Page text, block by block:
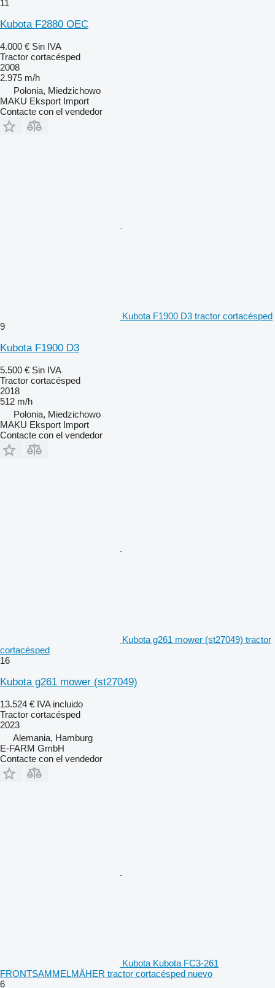
11
Kubota F2880 OEC
4.000 € Sin IVA
Tractor cortacésped
2008
2.975 m/h
Polonia, Miedzichowo
MAKU Eksport Import
Contacte con el vendedor
Kubota F1900 D3 tractor cortacésped
9
Kubota F1900 D3
5.500 € Sin IVA
Tractor cortacésped
2018
512 m/h
Polonia, Miedzichowo
MAKU Eksport Import
Contacte con el vendedor
Kubota g261 mower (st27049) tractor
cortacésped
16
Kubota g261 mower (st27049)
13.524 € IVA incluido
Tractor cortacésped
2023
Alemania, Hamburg
E-FARM GmbH
Contacte con el vendedor
Kubota Kubota FC3-261
FRONTSAMMELMÄHER tractor cortacésped nuevo
6